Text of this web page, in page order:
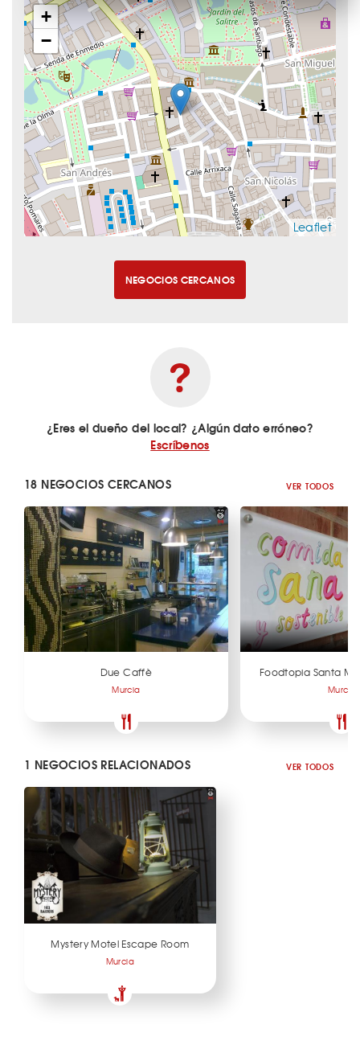
+
−
Leaflet
NEGOCIOS CERCANOS
¿Eres el dueño del local? ¿Algún dato erróneo?
Escríbenos
18 NEGOCIOS CERCANOS VER TODOS
Due Caffè
Murcia
Foodtopia Santa
Murcia
1 NEGOCIOS RELACIONADOS VER TODOS
Mystery Motel Escape Room
Murcia